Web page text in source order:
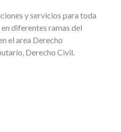
y servicios para toda
diferentes ramas del
el area Derecho
Derecho Civil.